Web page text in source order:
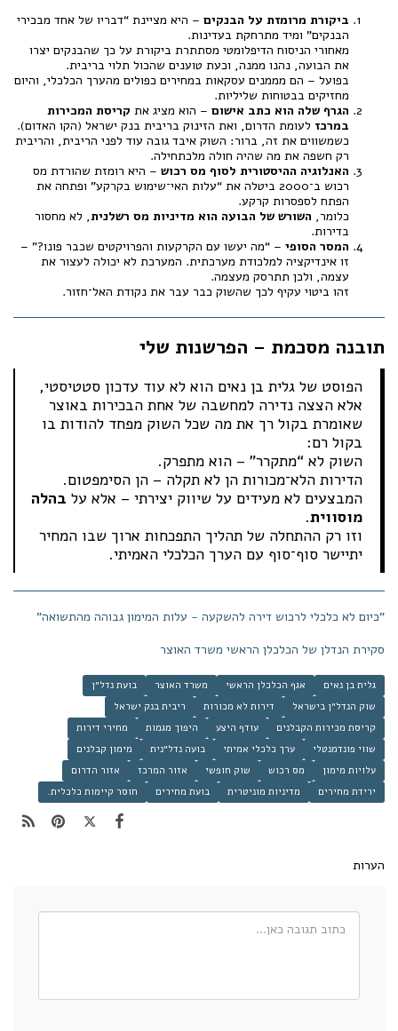
ביקורת מרומזת על הבנקים – היא מציינת “דבריו של אחד מבכירי
הבנקים” ומיד מתרחקת בעדינות.
מאחורי הניסוח הדיפלומטי מסתתרת ביקורת על כך שהבנקים יצרו
את הבועה, נהנו ממנה, וכעת טוענים שהכול תלוי בריבית.
בפועל – הם מממנים עסקאות במחירים כפולים מהערך הכלכלי, והיום
מחזיקים בבטוחות שליליות.
הגרף שלה הוא כתב אישום – הוא מציג את קריסת המכירות
במרכז לעומת הדרום, ואת הזינוק בריבית בנק ישראל (הקו האדום).
כשמשווים את זה, ברור: השוק איבד גובה עוד לפני הריבית, והריבית
רק חשפה את מה שהיה חולה מלכתחילה.
האנלוגיה ההיסטורית לסוף מס רכוש – היא רומזת שהורדת מס
רכוש ב־2000 ביטלה את “עלות האי־שימוש בקרקע” ופתחה את
הפתח לספסרות קרקע.
כלומר, השורש של הבועה הוא מדיניות מס רשלנית, לא מחסור
בדירות.
המסר הסופי – “מה יעשו עם הקרקעות והפרויקטים שכבר פונו?” –
זו אינדיקציה למלכודת מערכתית. המערכת לא יכולה לעצור את
עצמה, ולכן תתרסק מעצמה.
זהו ביטוי עקיף לכך שהשוק כבר עבר את נקודת האל־חזור.
תובנה מסכמת – הפרשנות שלי
הפוסט של גלית בן נאים הוא לא עוד עדכון סטטיסטי,
אלא הצצה נדירה למחשבה של אחת הבכירות באוצר
שאומרת בקול רך את מה שכל השוק מפחד להודות בו
בקול רם:
השוק לא “מתקרר” – הוא מתפרק.
הדירות הלא־מכורות הן לא תקלה – הן הסימפטום.
המבצעים לא מעידים על שיווק יצירתי – אלא על בהלה
מוסווית.
וזו רק ההתחלה של תהליך התפכחות ארוך שבו המחיר
יתיישר סוף־סוף עם הערך הכלכלי האמיתי.
"כיום לא כלכלי לרכוש דירה להשקעה - עלות המימון גבוהה מהתשואה"
סקירת הנדלן של הכלכלן הראשי משרד האוצר
גלית בן נאים אגף הכלכלן הראשי משרד האוצר
בועת נדל״ן
שוק הנדל״ן בישראל
דירות לא מכורות
ריבית בנק ישראל
קריסת מכירות הקבלנים
עודף היצע היפוך מגמות
מחירי דירות
שווי פונדמנטלי
ערך כלכלי אמיתי בועה נדל״נית
מימון קבלנים
עלויות מימון
מס רכוש שוק חופשי אזור המרכז
אזור הדרום
ירידת מחירים
מדיניות מוניטרית בועת מחירים חוסר קיימות כלכלית.
הערות